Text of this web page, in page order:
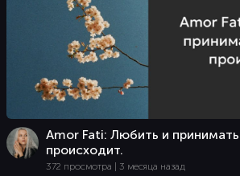
Amor Fati: Любить и
происходит.
372 просмотра | 3 месяца назад